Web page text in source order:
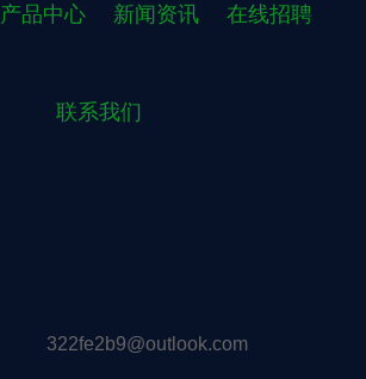
产品中心 新闻资讯 在线招聘
联系我们
322fe2b9@outlook.com